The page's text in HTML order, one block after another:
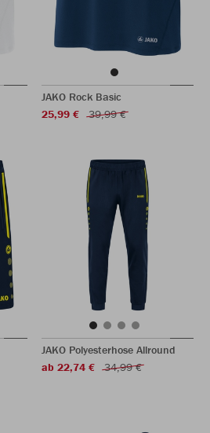
JAKO Rock Basic
25,99 €
39,99 €
JAKO Polyesterhose Allround
ab 22,74 €
34,99 €